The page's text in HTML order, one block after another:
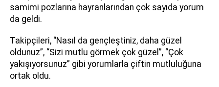
samimi pozlarına hayranlarından çok sayıda yorum
da geldi.
Takipçileri, “Nasıl da gençleştiniz, daha güzel
oldunuz”, “Sizi mutlu görmek çok güzel”, “Çok
yakışıyorsunuz” gibi yorumlarla çiftin mutluluğuna
ortak oldu.